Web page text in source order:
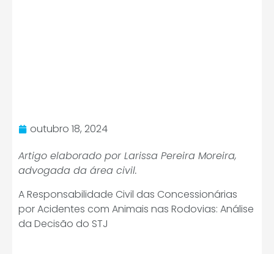
outubro 18, 2024
Artigo elaborado por Larissa Pereira Moreira,
advogada da área civil.
A Responsabilidade Civil das Concessionárias
por Acidentes com Animais nas Rodovias: Análise
da Decisão do STJ